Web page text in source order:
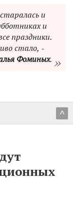
и
и
праздники.
стало, ‑
Фоминых.
^